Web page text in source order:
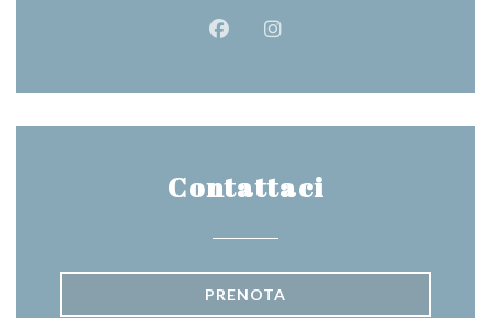
Facebook ((apre una nuova
Instagram ((apre una
Contattaci
PRENOTA